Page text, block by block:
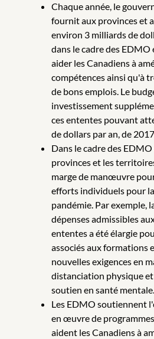
Chaque année, le
fournit aux provinces et
environ 3 milliards de
dans le cadre des
aider les Canadiens à
compétences ainsi qu'à
de bons emplois. Le
investissement
ces ententes pouvant
de dollars par an, de
Dans le cadre des
provinces et les
marge de manœuvre
efforts individuels pour
pandémie. Par exemple,
dépenses admissibles
ententes a été élargie
associés aux formations
nouvelles exigences en
distanciation physique et
soutien en santé mentale.
Les EDMO soutiennent
en œuvre de
aident les Canadiens à